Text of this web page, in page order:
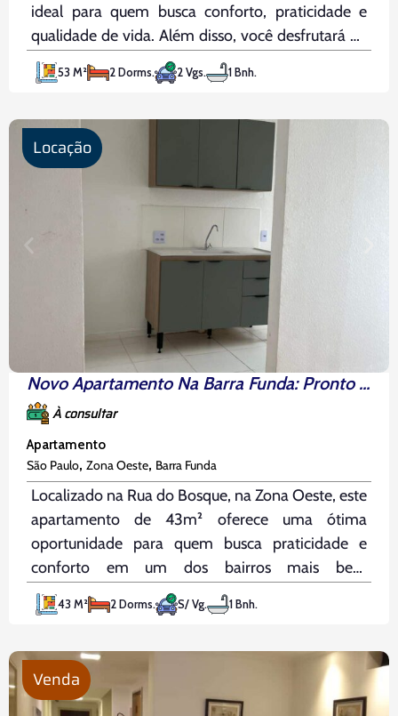
ideal para quem busca conforto, praticidade e
qualidade de vida. Além disso, você desfrutará de
uma vista deslumbrante para o clube, com uma
localização privilegiada, com fácil acesso a
53 M² 2 Dorms. 2 Vgs. 1 Bnh.
Novo Apartamento Na Barra Funda: Pronto Para Morar!
À consultar
Apartamento
São Paulo, Zona Oeste, Barra Funda
Localizado na Rua do Bosque, na Zona Oeste, este
apartamento de 43m² oferece uma ótima
oportunidade para quem busca praticidade e
conforto em um dos bairros mais bem
conectados de São Paulo. Com 2 quartos,
banheiro com box e gabinete, e cozinha equipada
Locação
43 M² 2 Dorms. S/ Vg. 1 Bnh.
Venda